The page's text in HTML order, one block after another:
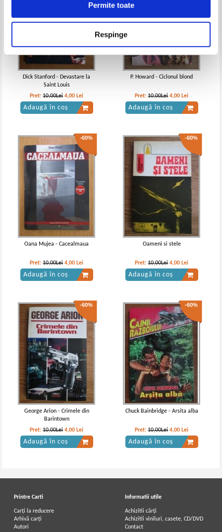
Permite toate
Respinge
Dick Stanford - Devastare la
Saint Louis
Pret:10,00Lei 4,00 Lei
Adaugă în coș
P. Howard - Ciclonul blond
Pret:10,00Lei 4,00 Lei
Adaugă în coș
-60%
Oana Mujea - Cacealmaua
Pret:10,00Lei 4,00 Lei
Adaugă în coș
-60%
Oameni si stele
Pret:10,00Lei 4,00 Lei
Adaugă în coș
-60%
George Arion - Crimele din
Barintown
Pret:10,00Lei 4,00 Lei
Adaugă în coș
-60%
Chuck Bainbridge - Arsita alba
Pret:10,00Lei 4,00 Lei
Adaugă în coș
Printre Carti
Carți la reducere
Arhivă carți
Autori
Informatii utile
Achizitii cărți
Achizitii viniluri, casete, CD/DVD
Contact